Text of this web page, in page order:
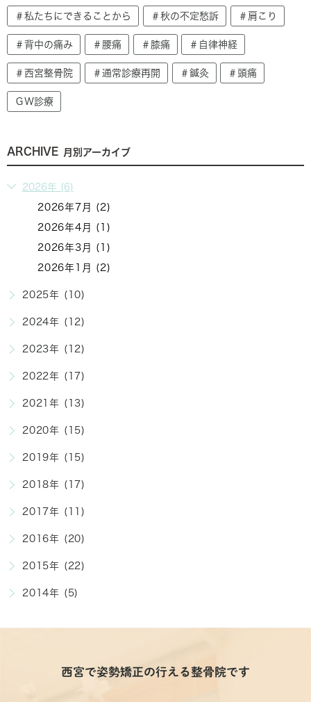
＃私たちにできることから ＃秋の不定愁訴 ＃肩こり
＃背中の痛み ＃腰痛 ＃膝痛 ＃自律神経
＃西宮整骨院 ＃通常診療再開 ＃鍼灸 ＃頭痛
ＧＷ診療
ARCHIVE 月別アーカイブ
2026年 (6)
2026年7月 (2)
2026年4月 (1)
2026年3月 (1)
2026年1月 (2)
2025年 (10)
2024年 (12)
2023年 (12)
2022年 (17)
2021年 (13)
2020年 (15)
2019年 (15)
2018年 (17)
2017年 (11)
2016年 (20)
2015年 (22)
2014年 (5)
西宮で姿勢矯正の行える整骨院です